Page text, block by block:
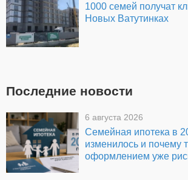
1000 семей получат
Новых Ватутинках
Последние новости
6 августа 2026
Семейная ипотека в
изменилось и почему
оформлением уже